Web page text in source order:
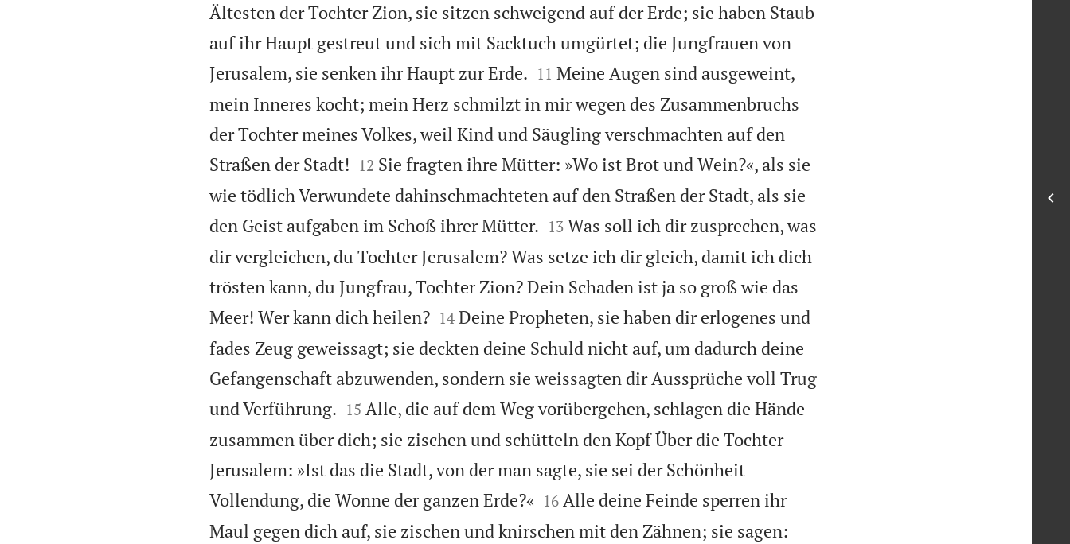
Ältesten der Tochter Zion, sie sitzen schweigend auf der Erde; sie haben Staub
auf ihr Haupt gestreut und sich mit Sacktuch umgürtet; die Jungfrauen von
Jerusalem, sie senken ihr Haupt zur Erde.
11 Meine Augen sind ausgeweint,
mein Inneres kocht; mein Herz schmilzt in mir wegen des Zusammenbruchs
der Tochter meines Volkes, weil Kind und Säugling verschmachten auf den
Straßen der Stadt!
12 Sie fragten ihre Mütter: »Wo ist Brot und Wein?«, als sie
wie tödlich Verwundete dahinschmachteten auf den Straßen der Stadt, als sie
den Geist aufgaben im Schoß ihrer Mütter.
13 Was soll ich dir zusprechen, was
dir vergleichen, du Tochter Jerusalem? Was setze ich dir gleich, damit ich dich
trösten kann, du Jungfrau, Tochter Zion? Dein Schaden ist ja so groß wie das
Meer! Wer kann dich heilen?
14 Deine Propheten, sie haben dir erlogenes und
fades Zeug geweissagt; sie deckten deine Schuld nicht auf, um dadurch deine
Gefangenschaft abzuwenden, sondern sie weissagten dir Aussprüche voll Trug
und Verführung.
15 Alle, die auf dem Weg vorübergehen, schlagen die Hände
zusammen über dich; sie zischen und schütteln den Kopf Über die Tochter
Jerusalem: »Ist das die Stadt, von der man sagte, sie sei der Schönheit
Vollendung, die Wonne der ganzen Erde?«
16 Alle deine Feinde sperren ihr
Maul gegen dich auf, sie zischen und knirschen mit den Zähnen; sie sagen: